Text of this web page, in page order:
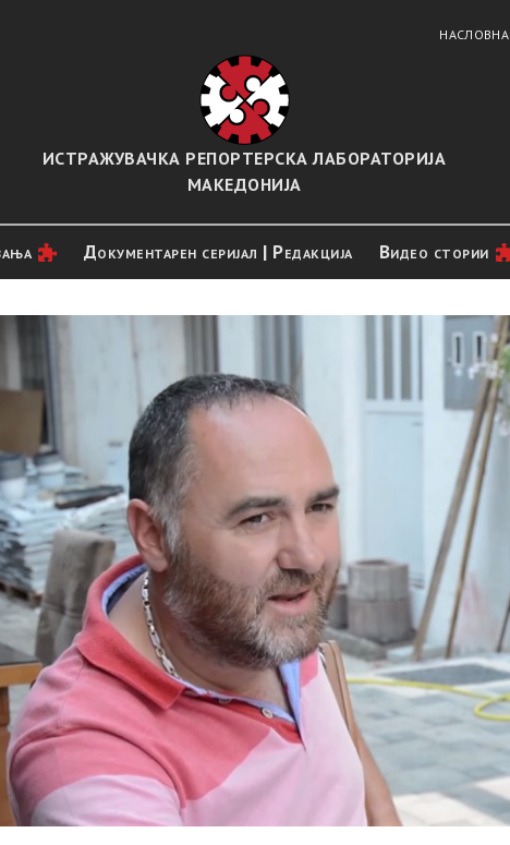
НАСЛОВНА
ИСТРАЖУВАЧКА РЕПОРТЕРСКА ЛАБОРАТОРИЈА
МАКЕДОНИЈА
Документарен серијал | Редакција Видео стории